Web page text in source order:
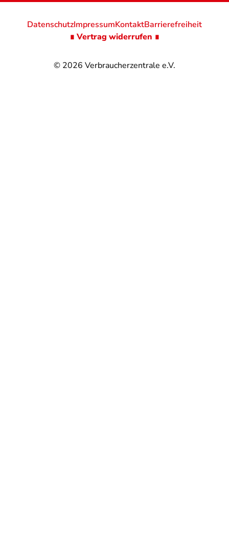
© 2026 Verbraucherzentrale e.V.
DatenschutzImpressumKontaktBarrierefreiheit
∎ Vertrag widerrufen ∎